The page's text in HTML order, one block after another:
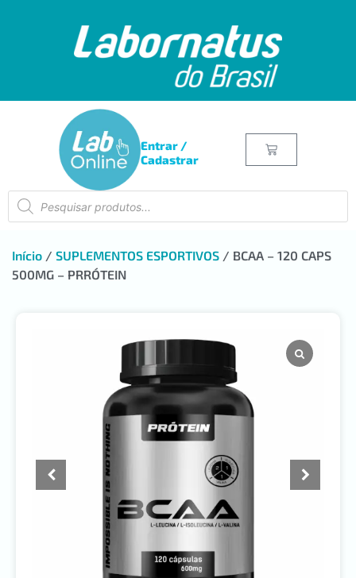
Entrar /
Cadastrar
Início / SUPLEMENTOS ESPORTIVOS / BCAA – 120 CAPS
500MG – PRRÓTEIN